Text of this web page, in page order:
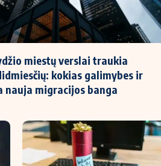
miestų verslai traukia
kokias galimybes ir
nauja migracijos banga